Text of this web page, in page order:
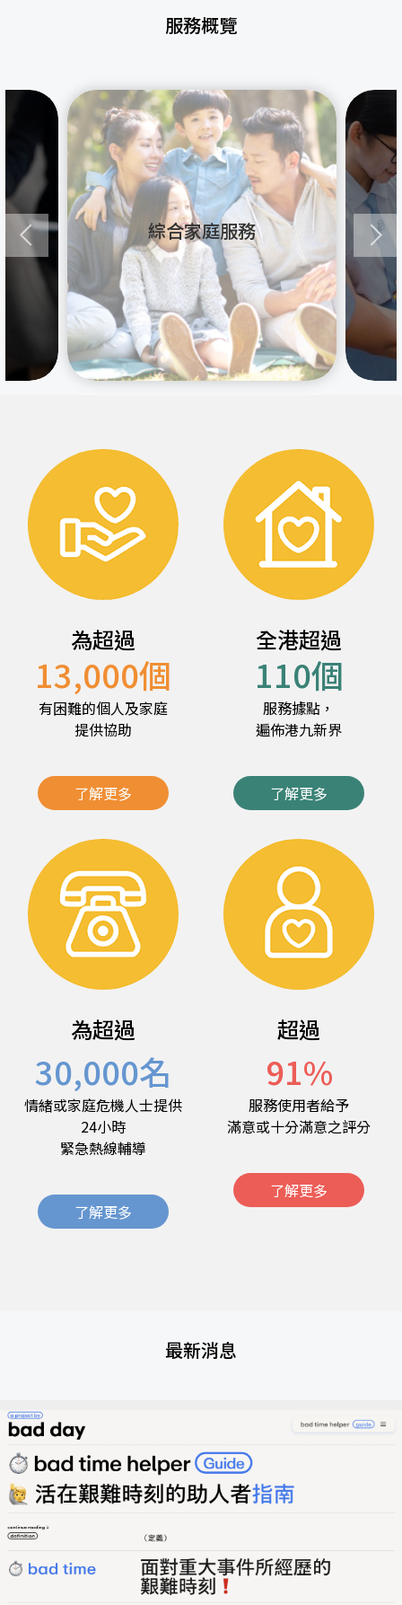
服務概覽
綜合家庭服務
為超過
13,000個
有困難的個人及家庭
提供協助
了解更多
全港超過
110個
服務據點，
遍佈港九新界
了解更多
為超過
30,000名
情緒或家庭危機人士提供
24小時
緊急熱線輔導
了解更多
超過
91%
服務使用者給予
滿意或十分滿意之評分
了解更多
最新消息